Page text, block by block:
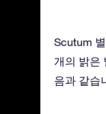
Scutum
개의 밝은
음과 같습